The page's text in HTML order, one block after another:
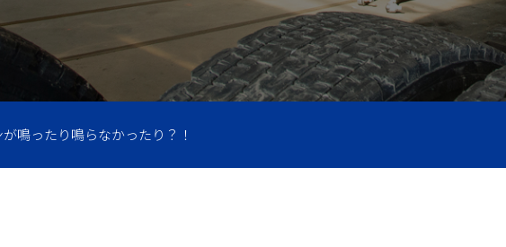
油圧ホース製作
が鳴ったり鳴らなかったり？！